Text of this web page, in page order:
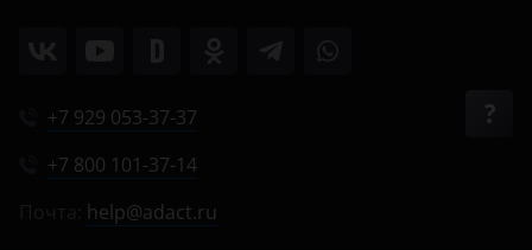
+7 929 053-37-37
+7 800 101-37-14
help@adact.ru